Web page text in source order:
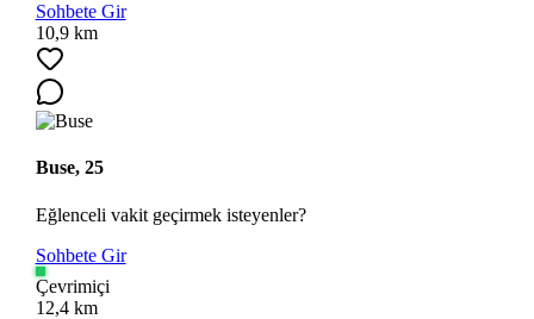
Sohbete Gir
10,9 km
Buse, 25
Eğlenceli vakit geçirmek isteyenler?
Sohbete Gir
Çevrimiçi
12,4 km